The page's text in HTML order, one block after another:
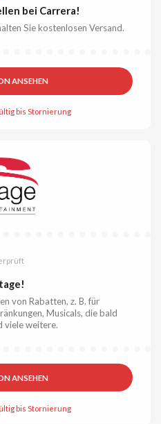
bei Carrera!
Sie kostenlosen Versand.
ANSEHEN
bis Stornierung
von Rabatten, z. B. für
Musicals, die bald
viele weitere.
ANSEHEN
bis Stornierung